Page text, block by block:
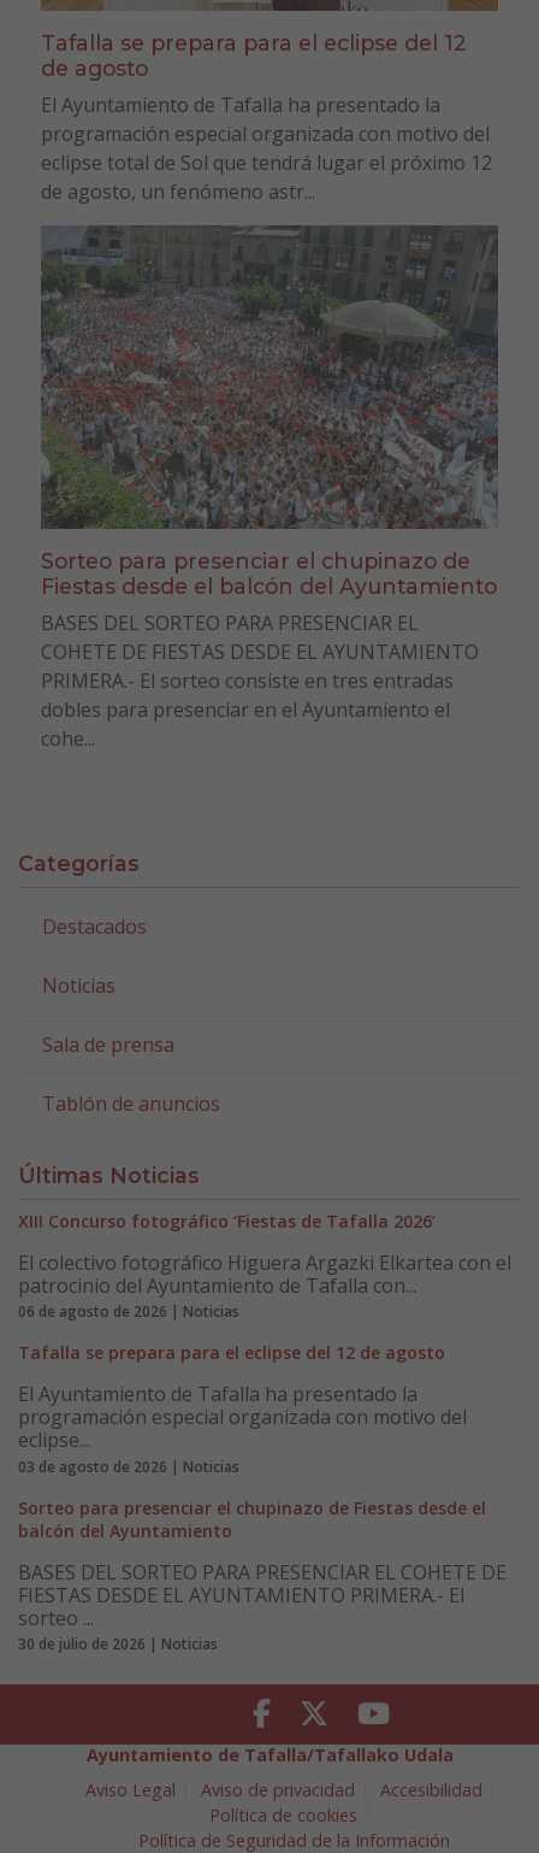
Tafalla se prepara para el eclipse del 12
de agosto
El Ayuntamiento de Tafalla ha presentado la
programación especial organizada con motivo del
eclipse total de Sol que tendrá lugar el próximo 12
de agosto, un fenómeno astr...
Sorteo para presenciar el chupinazo de
Fiestas desde el balcón del Ayuntamiento
BASES DEL SORTEO PARA PRESENCIAR EL
COHETE DE FIESTAS DESDE EL AYUNTAMIENTO
PRIMERA.- El sorteo consiste en tres entradas
dobles para presenciar en el Ayuntamiento el
cohe...
Categorías
Destacados
Noticias
Sala de prensa
Tablón de anuncios
Últimas Noticias
XIII Concurso fotográfico ‘Fiestas de Tafalla 2026’
El colectivo fotográfico Higuera Argazki Elkartea con el
patrocinio del Ayuntamiento de Tafalla con...
06 de agosto de 2026 | Noticias
Tafalla se prepara para el eclipse del 12 de agosto
El Ayuntamiento de Tafalla ha presentado la
programación especial organizada con motivo del
eclipse...
03 de agosto de 2026 | Noticias
Sorteo para presenciar el chupinazo de Fiestas desde el
balcón del Ayuntamiento
BASES DEL SORTEO PARA PRESENCIAR EL COHETE DE
FIESTAS DESDE EL AYUNTAMIENTO PRIMERA.- El
sorteo ...
30 de julio de 2026 | Noticias
Facebook Twitter Youtube
Ayuntamiento de Tafalla/Tafallako Udala
Aviso Legal
Aviso de privacidad
Accesibilidad
Política de cookies
Política de Seguridad de la Información